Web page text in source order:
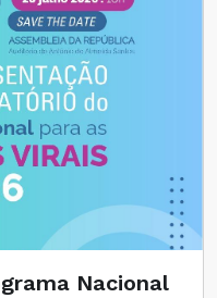
Nacional